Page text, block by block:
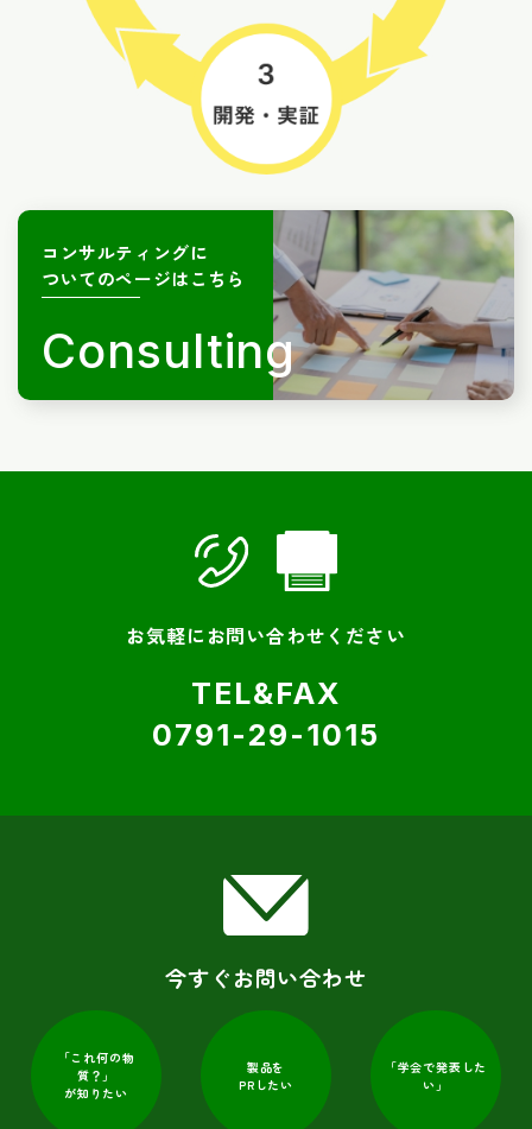
コンサルティングに
ついてのページはこちら
Consulting
お気軽にお問い合わせください
TEL&FAX
0791-29-1015
今すぐお問い合わせ
「これ何の物
質？」
が知りたい
製品を
PRしたい
「学会で発表した
い」